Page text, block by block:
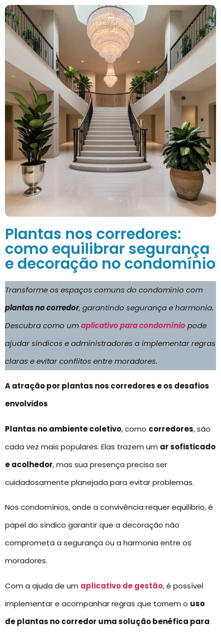
Plantas nos corredores:
como equilibrar segurança
e decoração no condomínio
Transforme os espaços comuns do condomínio com
plantas no corredor, garantindo segurança e harmonia.
Descubra como umaplicativo para condomínio pode
ajudar síndicos e administradores a implementar regras
claras e evitar conflitos entre moradores.
A atração por plantas nos corredores e os desafios
envolvidos
Plantas no ambiente coletivo, como corredores, são
cada vez mais populares. Elas trazem um ar sofisticado
e acolhedor, mas sua presença precisa ser
cuidadosamente planejada para evitar problemas.
Nos condomínios, onde a convivência requer equilíbrio, é
papel do síndico garantir que a decoração não
comprometa a segurança ou a harmonia entre os
moradores.
Com a ajuda de um aplicativo de gestão, é possível
implementar e acompanhar regras que tornem o uso
de plantas no corredor uma solução benéfica para